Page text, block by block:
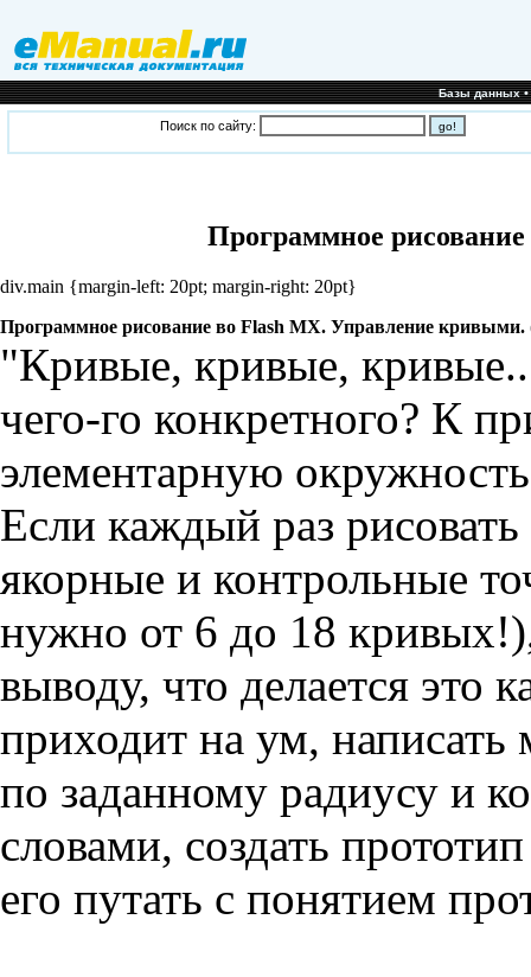
Базы данных•
Поиск по сайту:
Программное
div.main {margin-left: 20pt; margin-right: 20pt}
Программное рисование во Flash MX. Управление кривыми.
"Кривые, кривые,
чего-го конкретного? К
элементарную
Если каждый раз
якорные и контрольные
нужно от 6 до 18
выводу, что делается это
приходит на ум,
по заданному радиусу и
словами, создать
его путать с понятием